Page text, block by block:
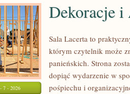
7 - 2026
Dekoracje i
Sala Lacerta to
którym czytelnik może
panieńskich. Strona
dopiąć wydarzenie w
pośpiechu i